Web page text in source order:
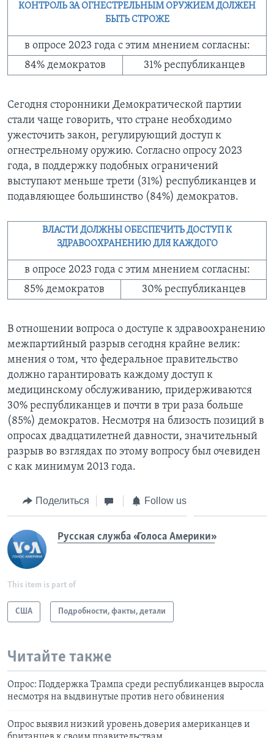
КОНТРОЛЬ ЗА ОГНЕСТРЕЛЬНЫМ ОРУЖИЕМ ДОЛЖЕН
БЫТЬ СТРОЖЕ
в опросе 2023 года с этим мнением согласны:
84% демократов
31% республиканцев
Сегодня сторонники Демократической партии
стали чаще говорить, что стране необходимо
ужесточить закон, регулирующий доступ к
огнестрельному оружию. Согласно опросу 2023
года, в поддержку подобных ограничений
выступают меньше трети (31%) республиканцев и
подавляющее большинство (84%) демократов.
ВЛАСТИ ДОЛЖНЫ ОБЕСПЕЧИТЬ ДОСТУП К
ЗДРАВООХРАНЕНИЮ ДЛЯ КАЖДОГО
в опросе 2023 года с этим мнением согласны:
85% демократов
30% республиканцев
В отношении вопроса о доступе к здравоохранению
межпартийный разрыв сегодня крайне велик:
мнения о том, что федеральное правительство
должно гарантировать каждому доступ к
медицинскому обслуживанию, придерживаются
30% республиканцев и почти в три раза больше
(85%) демократов. Несмотря на близость позиций в
опросах двадцатилетней давности, значительный
разрыв во взглядах по этому вопросу был очевиден
с как минимум 2013 года.
Поделиться Follow us
Русская служба «Голоса Америки»
This item is part of
США Подробности, факты, детали
Читайте также
Опрос: Поддержка Трампа среди республиканцев выросла
несмотря на выдвинутые против него обвинения
Опрос выявил низкий уровень доверия американцев и